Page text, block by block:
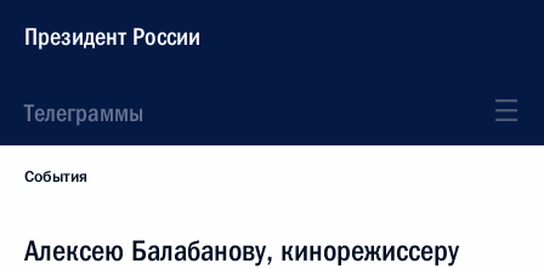
Президент России
Телеграммы
События
Алексею Балабанову, кинорежиссеру